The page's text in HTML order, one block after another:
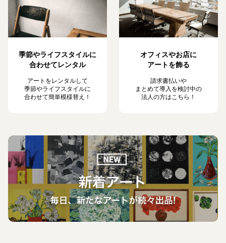
季節やライフスタイルに
合わせてレンタル
アートをレンタルして
季節やライフスタイルに
合わせて簡単模様替え！
オフィスやお店に
アートを飾る
請求書払いや
まとめて導入を検討中の
法人の方はこちら！